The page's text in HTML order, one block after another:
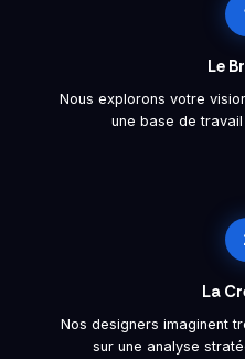
Le
Nous explorons votre
une base de
La
Nos designers imaginent
sur une analyse